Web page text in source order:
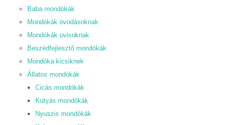
Baba mondókák
Mondókák óvodásoknak
Mondókák ovisoknak
Beszédfejlesztő mondókák
Mondóka kicsiknek
Állatos mondókák
Cicás mondókák
Kutyás mondókák
Nyuszis mondókák